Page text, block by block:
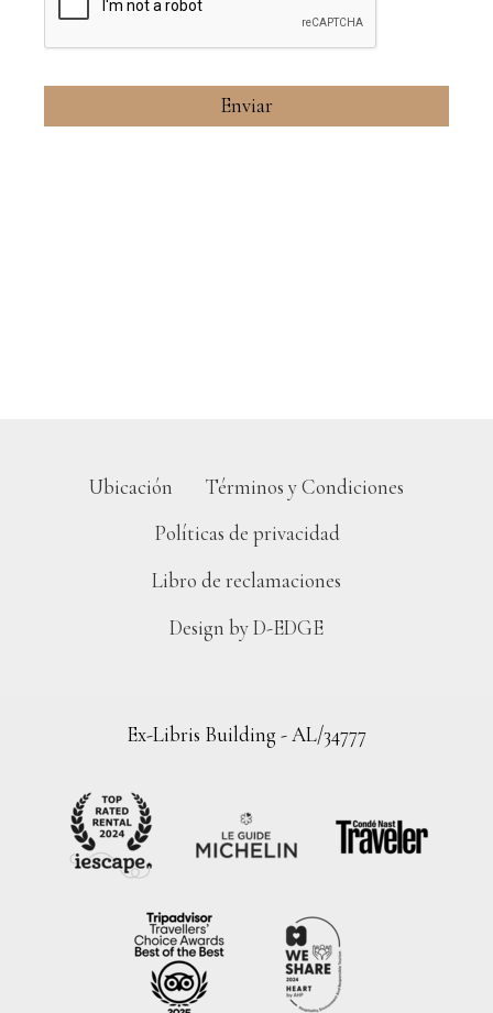
Ubicación
Términos y Condiciones
Políticas de privacidad
Libro de reclamaciones
Design by D-EDGE
Ex-Libris Building - AL/34777